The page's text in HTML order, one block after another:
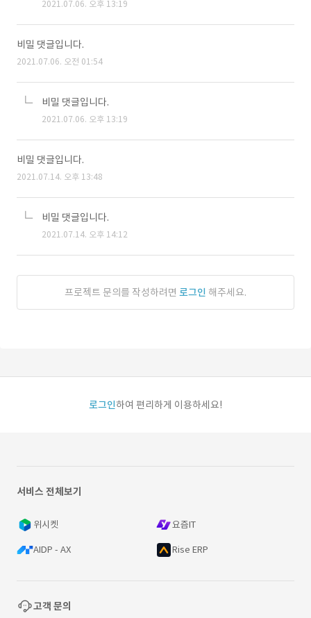
2021.07.06. 오후 13:19
비밀 댓글입니다.
2021.07.06. 오전 01:54
비밀 댓글입니다.
2021.07.06. 오후 13:19
비밀 댓글입니다.
2021.07.14. 오후 13:48
비밀 댓글입니다.
2021.07.14. 오후 14:12
프로젝트 문의를 작성하려면 로그인 해주세요.
로그인하여 편리하게 이용하세요!
서비스 전체보기
위시켓 요즘IT
AIDP - AX Rise ERP
고객 문의